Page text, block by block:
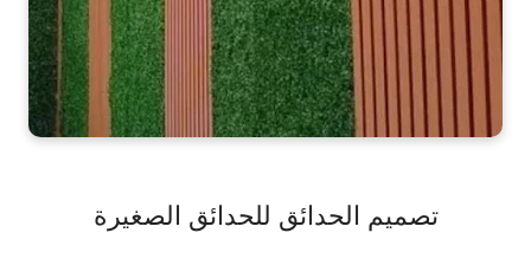
تصميم الحدائق للحدائق الصغيرة